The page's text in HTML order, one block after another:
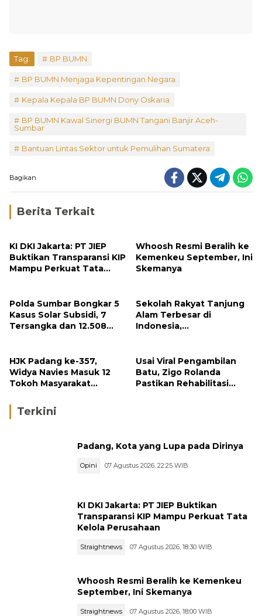
Tag: BP BUMN
BP BUMN Menjaga Kepentingan Negara
Kepala Kepala BP BUMN Dony Oskaria
BP BUMN Kawal Sinergi BUMN Tangani Banjir Aceh-
Sumbar
Bantuan Lintas Sektor untuk Pemulihan Sumatera
Bagikan
Berita Terkait
KI DKI Jakarta: PT JIEP
Buktikan Transparansi KIP
Mampu Perkuat Tata
Whoosh Resmi Beralih ke
Kemenkeu September, Ini
Skemanya
Polda Sumbar Bongkar 5
Kasus Solar Subsidi, 7
Tersangka dan 12.508
Sekolah Rakyat Tanjung
Alam Terbesar di
Indonesia,
HJK Padang ke-357,
Widya Navies Masuk 12
Tokoh Masyarakat
Pemko Padang
Usai Viral Pengambilan
Batu, Zigo Rolanda
Pastikan Rehabilitasi
Terkini
Padang, Kota yang Lupa pada Dirinya
Opini 07 Agustus 2026, 22:25 WIB
KI DKI Jakarta: PT JIEP Buktikan
Transparansi KIP Mampu Perkuat Tata
Kelola Perusahaan
Straightnews 07 Agustus 2026, 18:30 WIB
Whoosh Resmi Beralih ke Kemenkeu
September, Ini Skemanya
Straightnews 07 Agustus 2026, 18:00 WIB